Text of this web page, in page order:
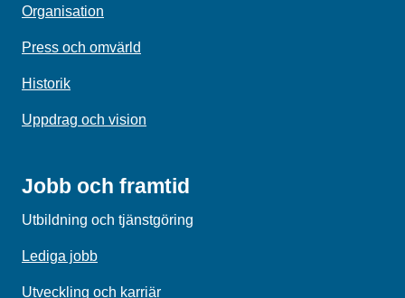
Organisation
Press och omvärld
Historik
Uppdrag och vision
Jobb och framtid
Utbildning och tjänstgöring
Lediga jobb
Utveckling och karriär